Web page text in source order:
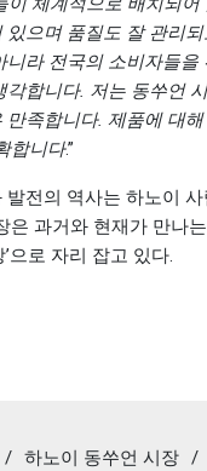
있으며 품질도 잘 관리
니라 전국의 소비자들을
각합니다. 저는 동쑤언
만족합니다. 제품에 대
합니다.”
발전의 역사는 하노이
은 과거와 현재가 만나
으로 자리 잡고 있다.
/ 하노이 동쑤언 시장 /